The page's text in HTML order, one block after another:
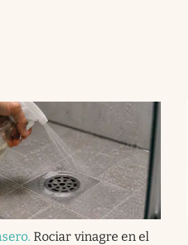
. Rociar vinagre en el